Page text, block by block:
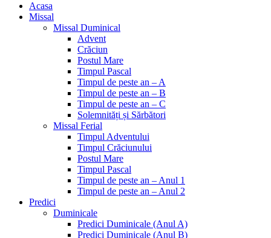
Acasa
Missal
Missal Duminical
Advent
Crăciun
Postul Mare
Timpul Pascal
Timpul de peste an – A
Timpul de peste an – B
Timpul de peste an – C
Solemnități și Sărbători
Missal Ferial
Timpul Adventului
Timpul Crăciunului
Postul Mare
Timpul Pascal
Timpul de peste an – Anul 1
Timpul de peste an – Anul 2
Predici
Duminicale
Predici Duminicale (Anul A)
Predici Duminicale (Anul B)